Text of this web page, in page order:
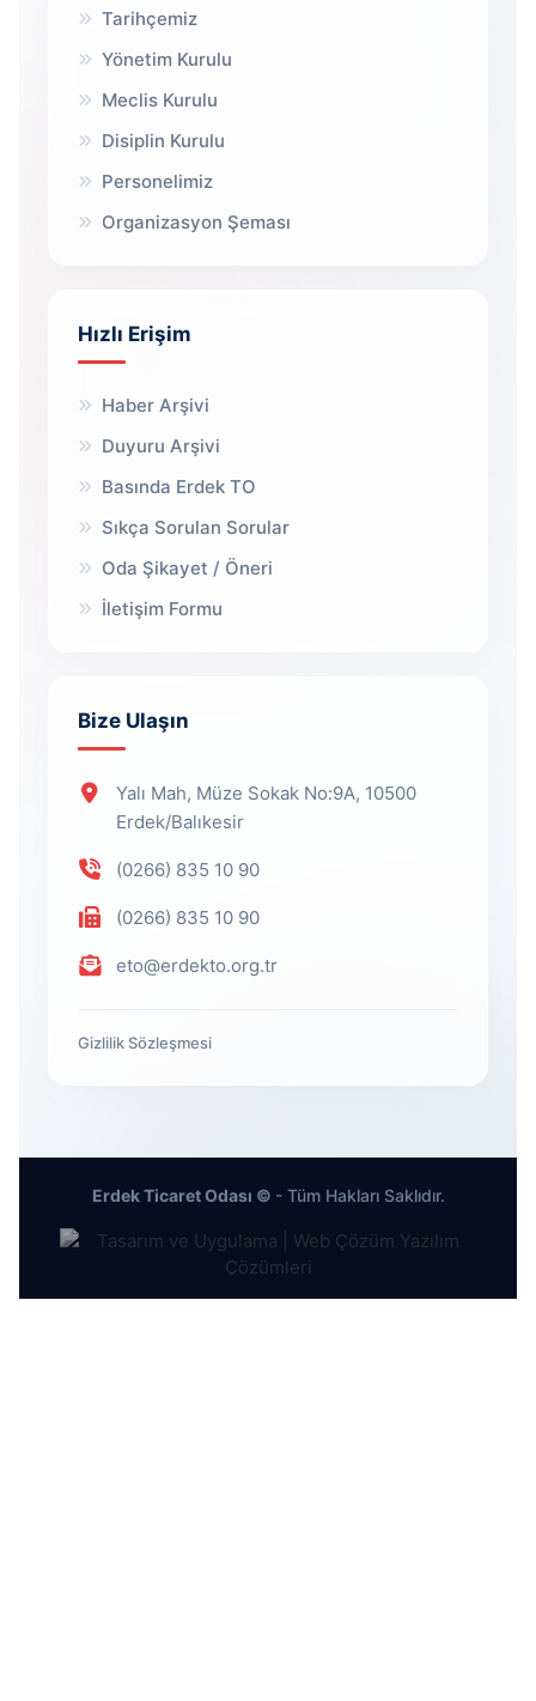
Tarihçemiz
Yönetim Kurulu
Meclis Kurulu
Disiplin Kurulu
Personelimiz
Organizasyon Şeması
Hızlı Erişim
Haber Arşivi
Duyuru Arşivi
Basında Erdek TO
Sıkça Sorulan Sorular
Oda Şikayet / Öneri
İletişim Formu
Bize Ulaşın
Yalı Mah, Müze Sokak No:9A, 10500
Erdek/Balıkesir
(0266) 835 10 90
(0266) 835 10 90
eto@erdekto.org.tr
Gizlilik Sözleşmesi
Erdek Ticaret Odası © - Tüm Hakları Saklıdır.